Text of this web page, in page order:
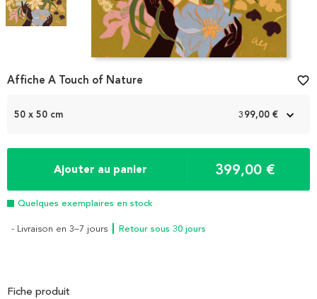
1
50 x 50 cm 399,00 €
Ajouter au panier 399,00 €
Quelques exemplaires en stock
- Livraison en 3–7 jours ┃ Retour sous 30 jours
Affiche A Touch of Nature favorite_border
Fiche produit